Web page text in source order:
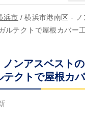
浜市 / 横浜市港南区 - ノ
ルテクトで屋根カバー
ンアスベスト
テクトで屋根カ